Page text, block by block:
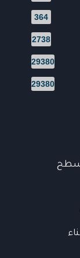
364
2738
29380
29380